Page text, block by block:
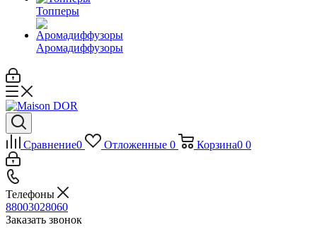
Топперы
Аромадиффузоры
Сравнение0 Отложенные 0 Корзина0 0
Телефоны
88003028060
Заказать звонок